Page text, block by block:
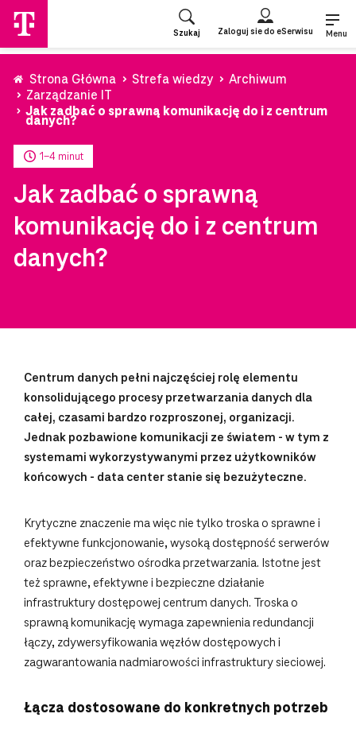
strony
głównej
Szukaj Zaloguj sie do eSerwisu Menu
Strona Główna Strefa wiedzy
Archiwum
Zarządzanie IT
Jak zadbać o sprawną komunikację do i z centrum
danych?
1-4 minut
Jak zadbać o sprawną
komunikację do i z centrum
danych?
Centrum danych pełni najczęściej rolę elementu
konsolidującego procesy przetwarzania danych dla
całej, czasami bardzo rozproszonej, organizacji.
Jednak pozbawione komunikacji ze światem - w tym z
systemami wykorzystywanymi przez użytkowników
końcowych - data center stanie się bezużyteczne.
Krytyczne znaczenie ma więc nie tylko troska o sprawne i
efektywne funkcjonowanie, wysoką dostępność serwerów
oraz bezpieczeństwo ośrodka przetwarzania. Istotne jest
też sprawne, efektywne i bezpieczne działanie
infrastruktury dostępowej centrum danych. Troska o
sprawną komunikację wymaga zapewnienia redundancji
łączy, zdywersyfikowania węzłów dostępowych i
zagwarantowania nadmiarowości infrastruktury sieciowej.
Łącza dostosowane do konkretnych potrzeb